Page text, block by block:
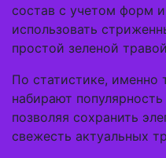
состав с учетом форм
использовать
простой зеленой
По статистике,
набирают
позволяя сохранить
свежесть актуальных